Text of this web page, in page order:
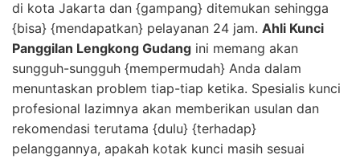
di kota Jakarta dan {gampang} ditemukan sehingga
{bisa} {mendapatkan} pelayanan 24 jam. Ahli Kunci
Panggilan Lengkong Gudang ini memang akan
sungguh-sungguh {mempermudah} Anda dalam
menuntaskan problem tiap-tiap ketika. Spesialis kunci
profesional lazimnya akan memberikan usulan dan
rekomendasi terutama {dulu} {terhadap}
pelanggannya, apakah kotak kunci masih sesuai